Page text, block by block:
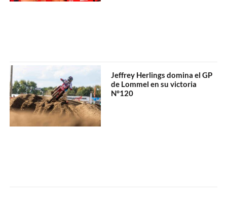
Jeffrey Herlings domina el GP
de Lommel en su victoria
N°120